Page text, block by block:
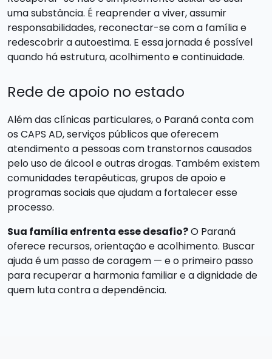
uma substância. É reaprender a viver, assumir
responsabilidades, reconectar-se com a família e
redescobrir a autoestima. E essa jornada é possível
quando há estrutura, acolhimento e continuidade.
Rede de apoio no estado
Além das clínicas particulares, o Paraná conta com
os CAPS AD, serviços públicos que oferecem
atendimento a pessoas com transtornos causados
pelo uso de álcool e outras drogas. Também existem
comunidades terapêuticas, grupos de apoio e
programas sociais que ajudam a fortalecer esse
processo.
Sua família enfrenta esse desafio?O Paraná
oferece recursos, orientação e acolhimento. Buscar
ajuda é um passo de coragem — e o primeiro passo
para recuperar a harmonia familiar e a dignidade de
quem luta contra a dependência.